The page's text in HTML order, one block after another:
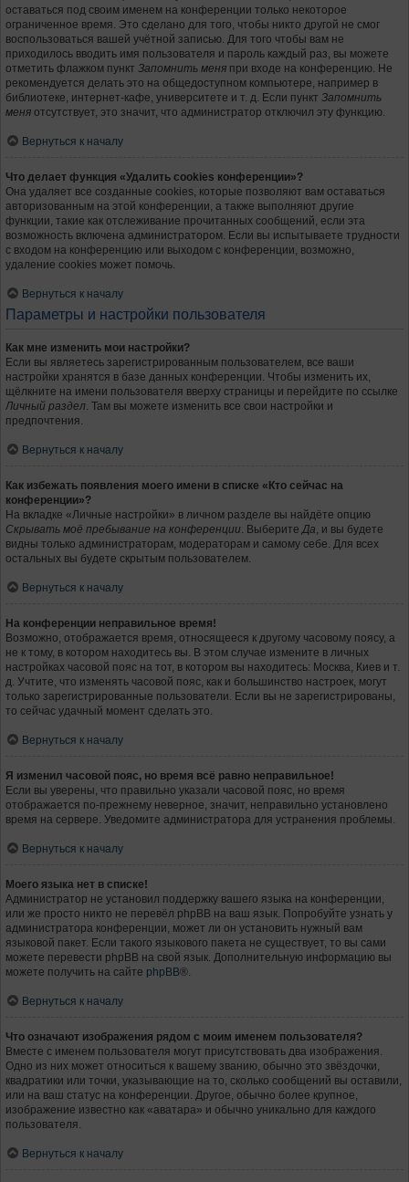
оставаться под своим именем на конференции только некоторое
ограниченное время. Это сделано для того, чтобы никто другой не смог
воспользоваться вашей учётной записью. Для того чтобы вам не
приходилось вводить имя пользователя и пароль каждый раз, вы можете
отметить флажком пункт Запомнить меня при входе на конференцию. Не
рекомендуется делать это на общедоступном компьютере, например в
библиотеке, интернет-кафе, университете и т. д. Если пункт Запомнить
меня отсутствует, это значит, что администратор отключил эту функцию.
Вернуться к началу
Что делает функция «Удалить cookies конференции»?
Она удаляет все созданные cookies, которые позволяют вам оставаться
авторизованным на этой конференции, а также выполняют другие
функции, такие как отслеживание прочитанных сообщений, если эта
возможность включена администратором. Если вы испытываете трудности
с входом на конференцию или выходом с конференции, возможно,
удаление cookies может помочь.
Вернуться к началу
Параметры и настройки пользователя
Как мне изменить мои настройки?
Если вы являетесь зарегистрированным пользователем, все ваши
настройки хранятся в базе данных конференции. Чтобы изменить их,
щёлкните на имени пользователя вверху страницы и перейдите по ссылке
Личный раздел. Там вы можете изменить все свои настройки и
предпочтения.
Вернуться к началу
Как избежать появления моего имени в списке «Кто сейчас на
конференции»?
На вкладке «Личные настройки» в личном разделе вы найдёте опцию
Скрывать моё пребывание на конференции. ВыберитеДа, и вы будете
видны только администраторам, модераторам и самому себе. Для всех
остальных вы будете скрытым пользователем.
Вернуться к началу
На конференции неправильное время!
Возможно, отображается время, относящееся к другому часовому поясу, а
не к тому, в котором находитесь вы. В этом случае измените в личных
настройках часовой пояс на тот, в котором вы находитесь: Москва, Киев и т.
д. Учтите, что изменять часовой пояс, как и большинство настроек, могут
только зарегистрированные пользователи. Если вы не зарегистрированы,
то сейчас удачный момент сделать это.
Вернуться к началу
Я изменил часовой пояс, но время всё равно неправильное!
Если вы уверены, что правильно указали часовой пояс, но время
отображается по-прежнему неверное, значит, неправильно установлено
время на сервере. Уведомите администратора для устранения проблемы.
Вернуться к началу
Моего языка нет в списке!
Администратор не установил поддержку вашего языка на конференции,
или же просто никто не перевёл phpBB на ваш язык. Попробуйте узнать у
администратора конференции, может ли он установить нужный вам
языковой пакет. Если такого языкового пакета не существует, то вы сами
можете перевести phpBB на свой язык. Дополнительную информацию вы
можете получить на сайте phpBB®.
Вернуться к началу
Что означают изображения рядом с моим именем пользователя?
Вместе с именем пользователя могут присутствовать два изображения.
Одно из них может относиться к вашему званию, обычно это звёздочки,
квадратики или точки, указывающие на то, сколько сообщений вы оставили,
или на ваш статус на конференции. Другое, обычно более крупное,
изображение известно как «аватара» и обычно уникально для каждого
пользователя.
Вернуться к началу